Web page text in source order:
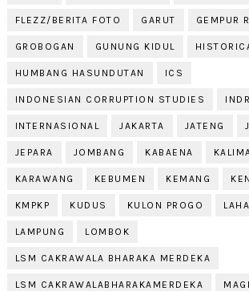
FLEZZ/BERITA FOTO GARUT GEMPUR
GROBOGAN GUNUNG KIDUL
HUMBANG HASUNDUTAN ICS
INDONESIAN CORRUPTION STUDIES
INTERNASIONAL JAKARTA JATENG
JEPARA JOMBANG KABAENA
KARAWANG KEBUMEN KEMANG
KMPKP KUDUS KULON PROGO
LAMPUNG LOMBOK
LSM CAKRAWALA BHARAKA MERDEKA
LSM CAKRAWALABHARAKAMERDEKA